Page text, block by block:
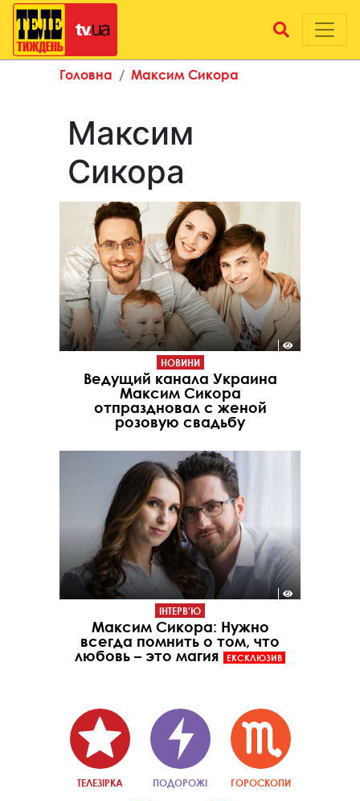
Головна Максим Сикора
Максим
Сикора
НОВИНИ
Ведущий канала Украина
Максим Сикора
отпраздновал с женой
розовую свадьбу
ІНТЕРВ'Ю
Максим Сикора: Нужно
всегда помнить о том, что
любовь – это магия
ЕКСКЛЮЗИВ
ТЕЛЕЗІРКА ПОДОРОЖІ ГОРОСКОПИ